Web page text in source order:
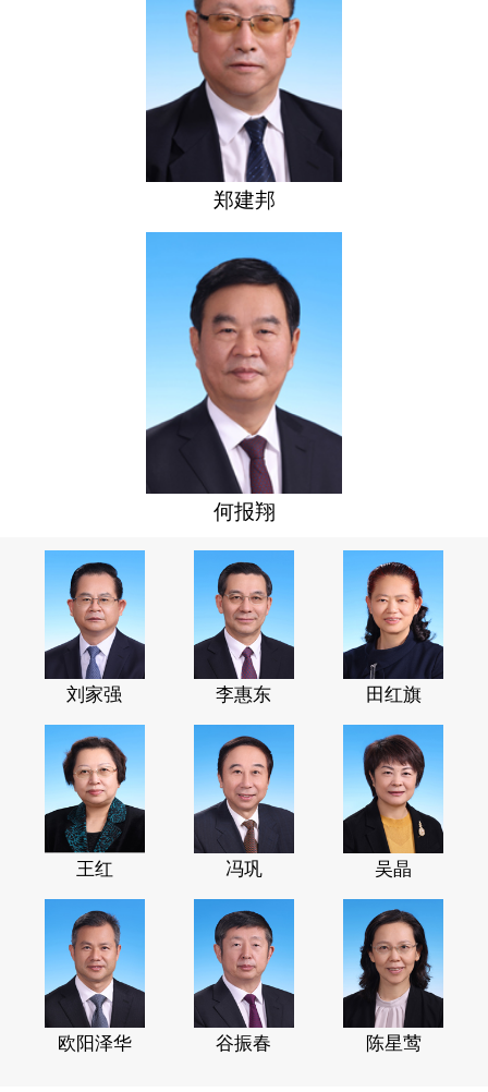
郑建邦
何报翔
刘家强 李惠东 田红旗
王红 冯巩 吴晶
欧阳泽华 谷振春 陈星莺